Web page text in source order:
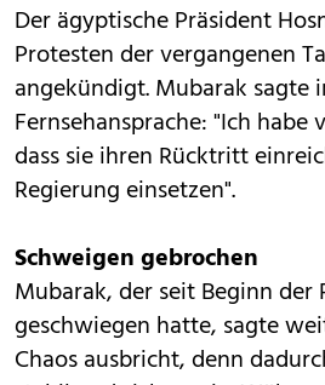
Der ägyptische Präsident
Protesten der vergangenen
angekündigt. Mubarak sagte
Fernsehansprache: "Ich
dass sie ihren Rücktritt
Regierung einsetzen".
Schweigen gebrochen
Mubarak, der seit Beginn
geschwiegen hatte, sagte
Chaos ausbricht, denn